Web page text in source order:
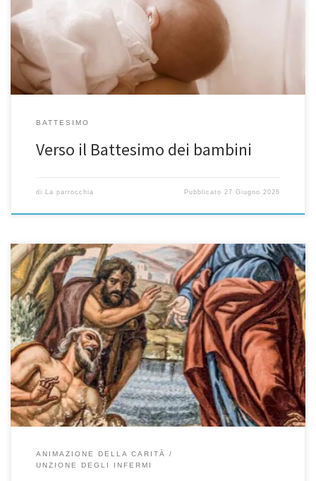
chiesa,iscrizioni entro il 1 luglio Domenica 6 settembrecon
incontro di preparazionesab 22 agosto ore 14.30 in
chiesa,iscrizioni entro il 7 agosto […]
BATTESIMO
Verso il Battesimo dei bambini
di La parrocchia Pubblicato 27 Giugno 2026
“La compassione del Samaritano: amare portando il dolore
dell’altro”. Preghiamo insieme con i nostri anziani Cari fratelli e
sorelle, «il vero rimedio alle ferite dell’umanità è uno stile di vita
basato sull’amore fraterno, che ha la sua radice nell’amore di Dio».
[16] Desidero vivamente che nel nostro stile di vita […]
ANIMAZIONE DELLA CARITÀ
UNZIONE DEGLI INFERMI